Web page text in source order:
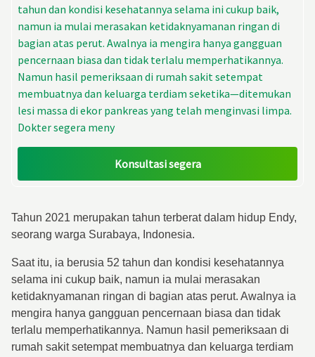
tahun dan kondisi kesehatannya selama ini cukup baik,
namun ia mulai merasakan ketidaknyamanan ringan di
bagian atas perut. Awalnya ia mengira hanya gangguan
pencernaan biasa dan tidak terlalu memperhatikannya.
Namun hasil pemeriksaan di rumah sakit setempat
membuatnya dan keluarga terdiam seketika—ditemukan
lesi massa di ekor pankreas yang telah menginvasi limpa.
Dokter segera meny
Konsultasi segera
Tahun 2021 merupakan tahun terberat dalam hidup Endy,
seorang warga Surabaya, Indonesia.
Saat itu, ia berusia 52 tahun dan kondisi kesehatannya
selama ini cukup baik, namun ia mulai merasakan
ketidaknyamanan ringan di bagian atas perut. Awalnya ia
mengira hanya gangguan pencernaan biasa dan tidak
terlalu memperhatikannya. Namun hasil pemeriksaan di
rumah sakit setempat membuatnya dan keluarga terdiam